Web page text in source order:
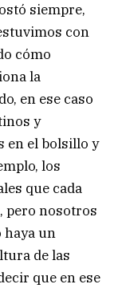
siempre,
con
cómo
la
en ese caso
y
en el bolsillo y
los
que cada
pero nosotros
haya un
de las
que en ese